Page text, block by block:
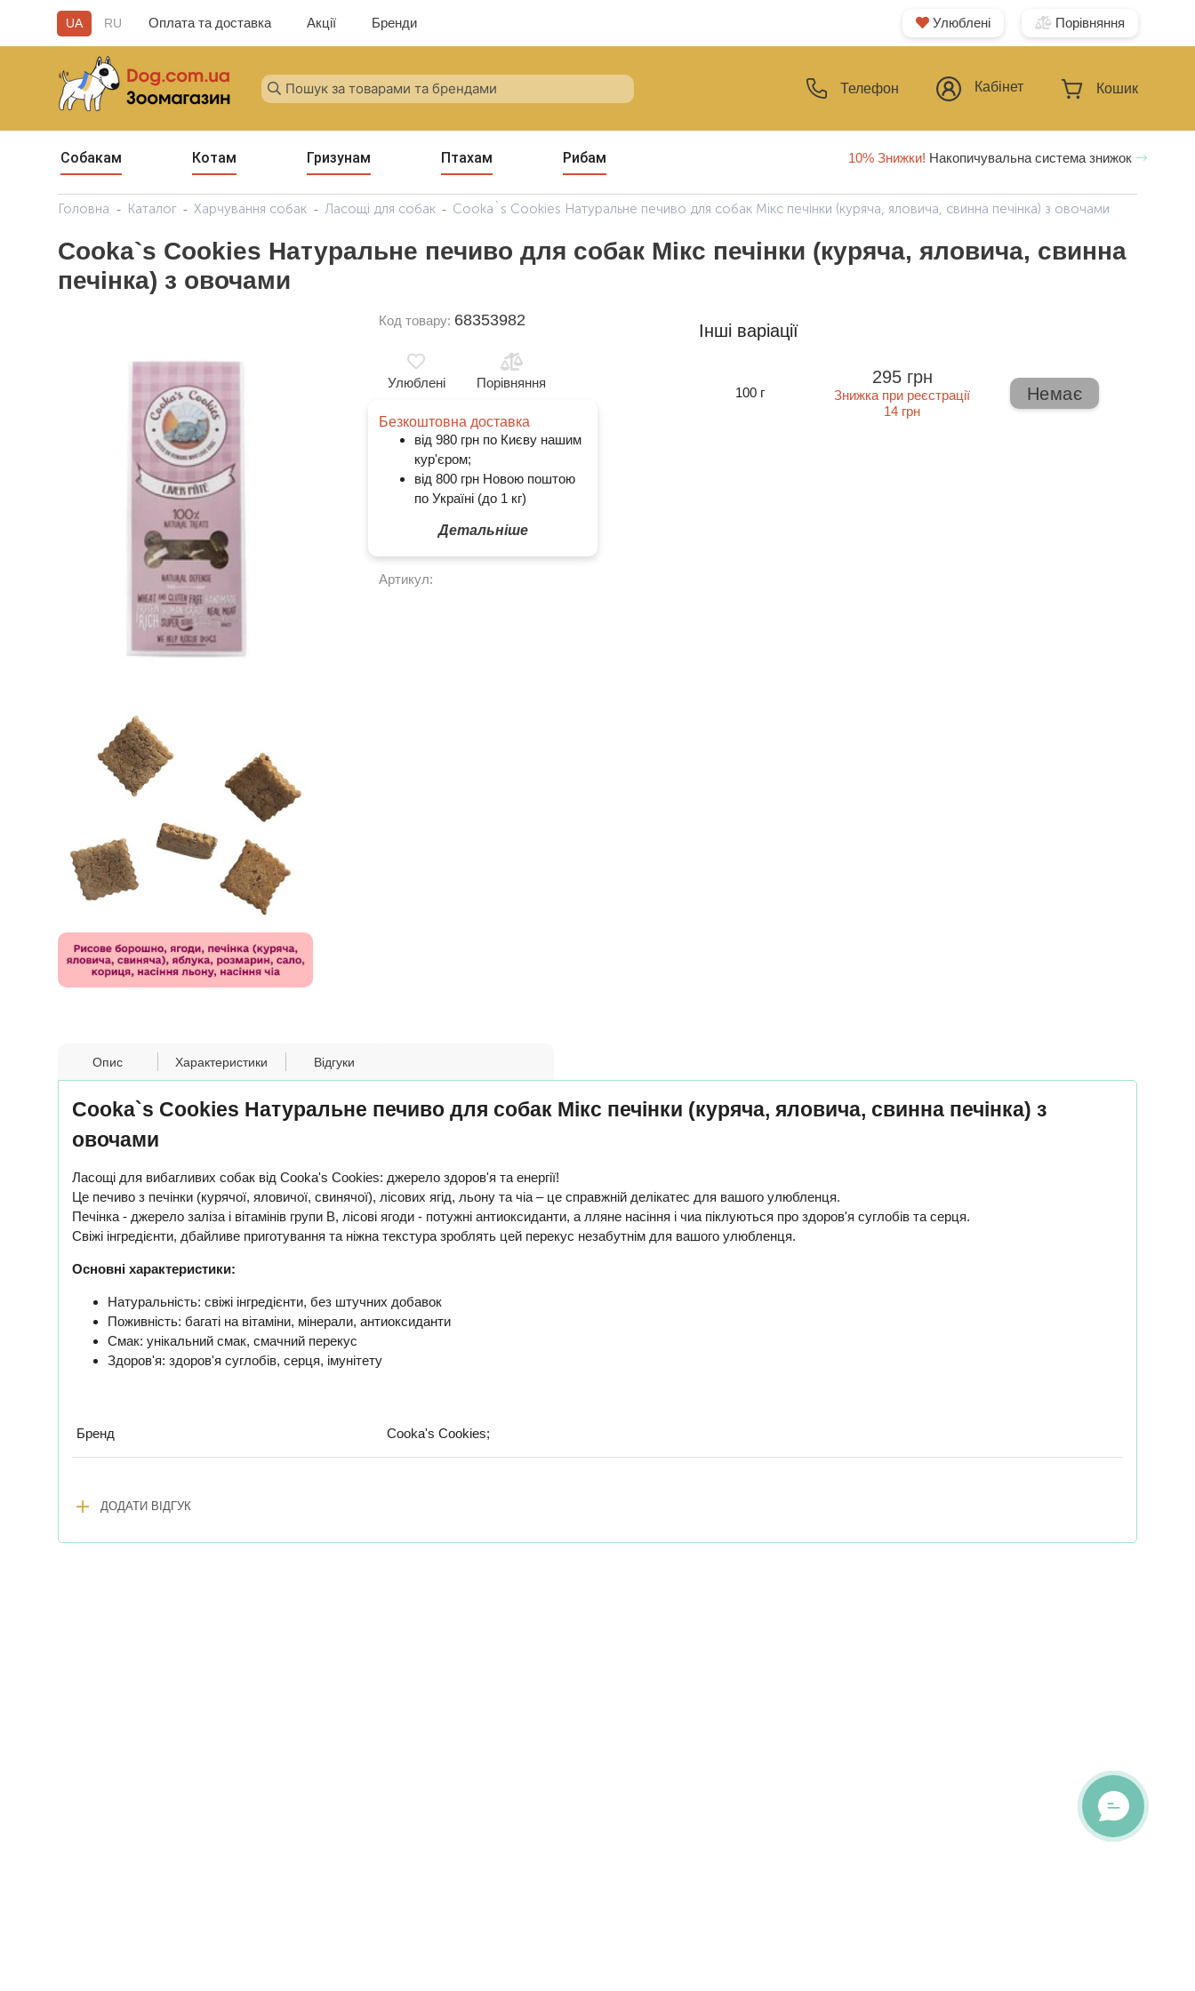
UA RU Оплата та доставка Акції Бренди Улюблені Порівняння
Телефон Кабінет Кошик
Собакам Котам Гризунам Птахам Рибам 10% Знижки! Накопичувальна система знижок
Головна Каталог Харчування собак Ласощі для собак Cooka`s Cookies Натуральне печиво для собак Мікс печінки (куряча, яловича, свинна печінка) з овочами
Cooka`s Cookies Натуральне печиво для собак Мікс печінки (куряча, яловича, свинна
печінка) з овочами
Код товару: 68353982
Улюблені Порівняння
Безкоштовна доставка
від 980 грн по Києву нашим
кур'єром;
від 800 грн Новою поштою
по Україні (до 1 кг)
Детальніше
Артикул:
Інші варіації
100 г
295 грн
Знижка при реєстрації
14 грн
Немає
Опис Характеристики Відгуки
Cooka`s Cookies Натуральне печиво для собак Мікс печінки (куряча, яловича, свинна печінка) з
овочами
Ласощі для вибагливих собак від Cooka's Cookies: джерело здоров'я та енергії!
Це печиво з печінки (курячої, яловичої, свинячої), лісових ягід, льону та чіа – це справжній делікатес для вашого улюбленця.
Печінка - джерело заліза і вітамінів групи В, лісові ягоди - потужні антиоксиданти, а лляне насіння і чиа піклуються про здоров'я суглобів та серця.
Свіжі інгредієнти, дбайливе приготування та ніжна текстура зроблять цей перекус незабутнім для вашого улюбленця.
Основні характеристики:
Натуральність: свіжі інгредієнти, без штучних добавок
Поживність: багаті на вітаміни, мінерали, антиоксиданти
Смак: унікальний смак, смачний перекус
Здоров'я: здоров'я суглобів, серця, імунітету
Бренд Cooka's Cookies;
add ДОДАТИ ВІДГУК